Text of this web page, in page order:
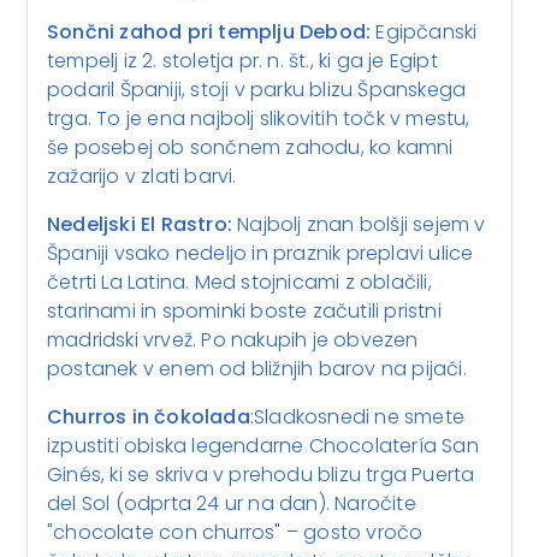
Sončni zahod pri templju Debod: Egipčanski
tempelj iz 2. stoletja pr. n. št., ki ga je Egipt
podaril Španiji, stoji v parku blizu Španskega
trga. To je ena najbolj slikovitih točk v mestu,
še posebej ob sončnem zahodu, ko kamni
zažarijo v zlati barvi.
Nedeljski El Rastro: Najbolj znan bolšji sejem v
Španiji vsako nedeljo in praznik preplavi ulice
četrti La Latina. Med stojnicami z oblačili,
starinami in spominki boste začutili pristni
madridski vrvež. Po nakupih je obvezen
postanek v enem od bližnjih barov na pijači.
Churros in čokolada:Sladkosnedi ne smete
izpustiti obiska legendarne Chocolatería San
Ginés, ki se skriva v prehodu blizu trga Puerta
del Sol (odprta 24 ur na dan). Naročite
"chocolate con churros" – gosto vročo